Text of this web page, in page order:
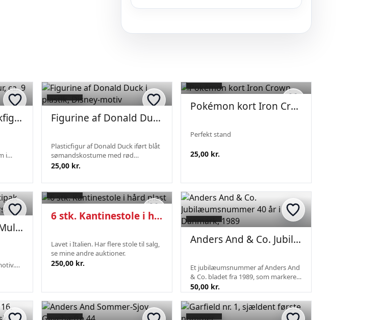
Disney Pluto plastikfigur, ca. 9 cm høj
i
eller
Figurine af Donald Duck i plastik, Disney-motiv
Plasticfigur af Donald Duck iført blåt
sømandskostume med rød
butterfly. Fremstår uden synlige
brugsslitage. På ryggen er der
indgraveret ©Disney, hvi...
25,00 kr.
Pokémon kort Iron Crown
Perfekt stand
25,00 kr.
Match Attax Mega Multipak med 48 kort og 12 stickers
6 stk. Kantinestole i hård plast
Lavet i Italien. Har flere stole til salg,
se mine andre auktioner.
250,00 kr.
Anders And & Co. Jubilæumsnummer 40 år i Danmark, 1989
Et jubilæumsnummer af Anders And
& Co. bladet fra 1989, som markerer
40 år i Danmark (1949-1989). Bladet
har en originalforside med Donald
Duck motiv og indeholder diverse
jubil...
50,00 kr.